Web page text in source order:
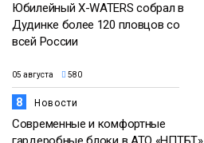
Юбилейный X-WATERS собрал в
Дудинке более 120 пловцов со
всей России
05 августа 580
8 Новости
Современные и комфортные